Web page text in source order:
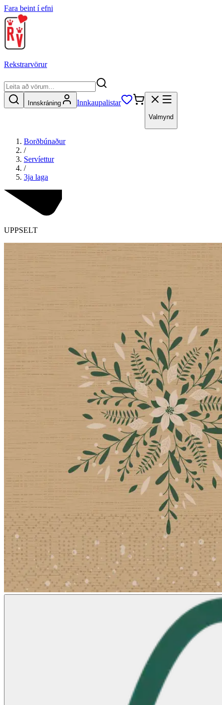
Fara beint í efni
Rekstrarvörur
Innskráning Innkaupalistar
Valmynd
Borðbúnaður
/
Servíettur
/
3ja laga
UPPSELT